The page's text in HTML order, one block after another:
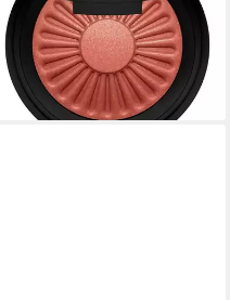
Bronzer Kuss der Rose
ab 33,95 €
(8.934,21 €/ 1 kg)
lieferbar - in 9-11 Werktagen bei
dir